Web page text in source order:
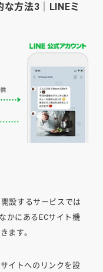
な方法3｜LINEミ
設するサービスでは
かにあるECサイト機
ます。
イトへのリンクを設